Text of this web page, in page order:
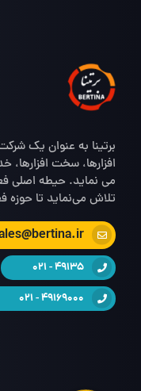
برتینا به عنوان یک
افزارها، سخت
می نماید. حیطه اصلی
تلاش می‌نماید تا
49135 - 021
49169000 - 021